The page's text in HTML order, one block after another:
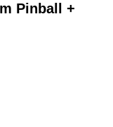
Pinball +